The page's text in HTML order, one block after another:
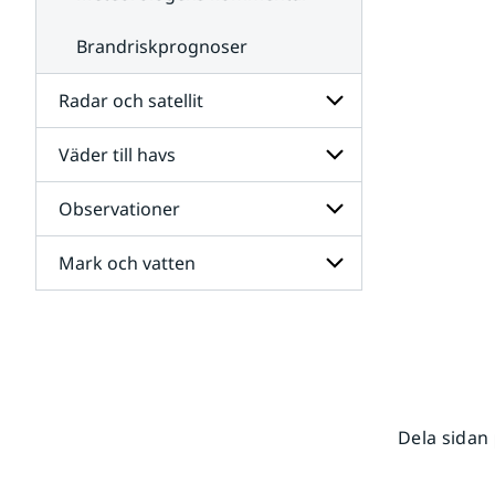
Brandriskprognoser
Radar och satellit
Undersidor
för
Radar
och
satellit
Väder till havs
Undersidor
för
Väder
till
havs
Observationer
Undersidor
för
Mark och vatten
Dela sidan